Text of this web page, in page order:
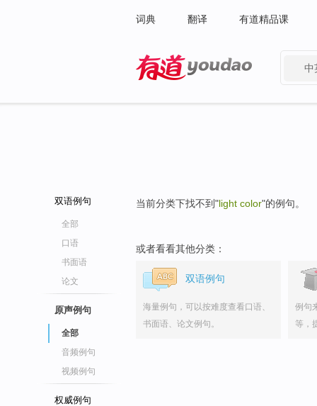
词典 翻译 有道精品课
中
双语例句
全部
口语
书面语
论文
原声例句
全部
音频例句
视频例句
权威例句
当前分类下找不到"light color"的例句。
或者看看其他分类：
双语例句
海量例句，可以按难度查看口语、
书面语、论文例句。
例句
等，